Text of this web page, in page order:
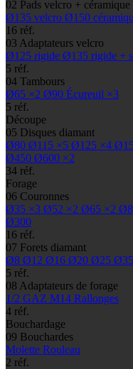
02 Pads velcro + céramique
Ø135 velcro Ø150
16 réf.
03 Adaptateurs velcro
Ø125 rigide Ø135 rigide +
5 réf.
04 Tambours
Ø65 ×2 Ø90 Écureuil ×3
5 réf.
Découpe
05 Disques diamant
Ø80 Ø115 ×5 Ø125 ×4
Ø450 Ø600 ×2
34 réf.
Forage
06 Couronnes
Ø35 ×3 Ø52 ×2 Ø65 ×2
Ø300
16 réf.
07 Forets diamant
Ø8 Ø12 Ø16 Ø20 Ø25 Ø35
5 réf.
08 Adaptateurs de forage
1/2 GAZ M14 Rallonges
4 réf.
Bouchardage
09 Bouchardes
Molette Rouleau
2 réf.